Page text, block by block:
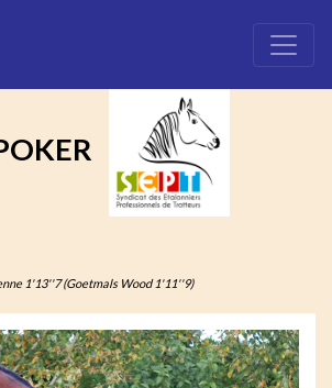
1'13''7 (Goetmals Wood 1'11''9)